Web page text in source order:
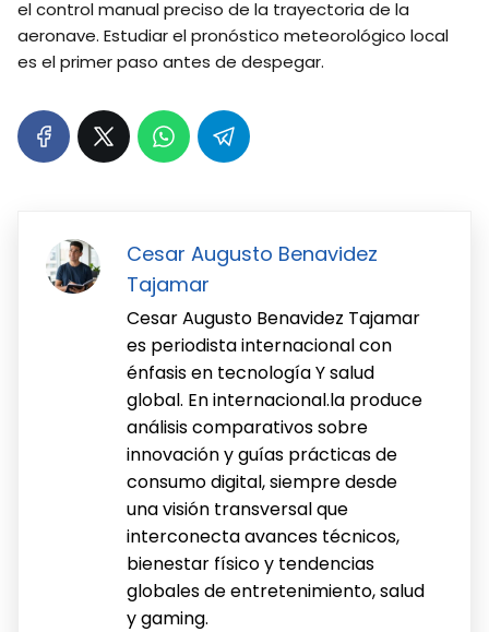
el control manual preciso de la trayectoria de la
aeronave. Estudiar el pronóstico meteorológico local
es el primer paso antes de despegar.
Cesar Augusto Benavidez
Tajamar
Cesar Augusto Benavidez Tajamar
es periodista internacional con
énfasis en tecnología Y salud
global. En internacional.la produce
análisis comparativos sobre
innovación y guías prácticas de
consumo digital, siempre desde
una visión transversal que
interconecta avances técnicos,
bienestar físico y tendencias
globales de entretenimiento, salud
y gaming.